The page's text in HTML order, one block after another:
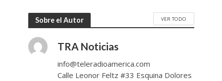
Sobre el Autor VER TODO
TRA Noticias
info@teleradioamerica.com
Calle Leonor Feltz #33 Esquina Dolores